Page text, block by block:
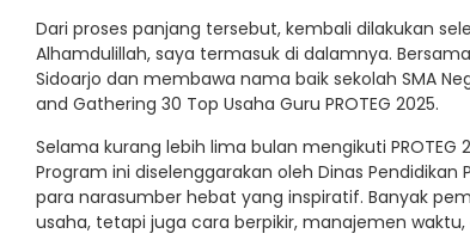
Dari proses panjang tersebut, kembali dilakukan
Alhamdulillah, saya termasuk di dalamnya.
Sidoarjo dan membawa nama baik sekolah SMA
and Gathering 30 Top Usaha Guru PROTEG 2025.
Selama kurang lebih lima bulan mengikuti
Program ini diselenggarakan oleh Dinas
para narasumber hebat yang inspiratif. Banyak
usaha, tetapi juga cara berpikir, manajemen